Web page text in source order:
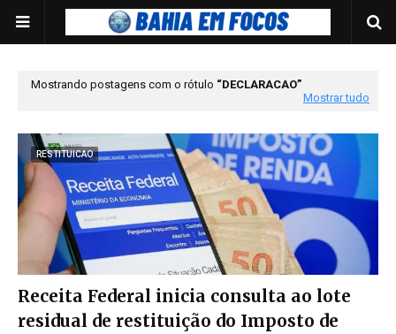
Mostrando postagens com o rótulo
DECLARACAO
Mostrar tudo
RESTITUICAO
Receita Federal inicia consulta ao lote
residual de restituição do Imposto de